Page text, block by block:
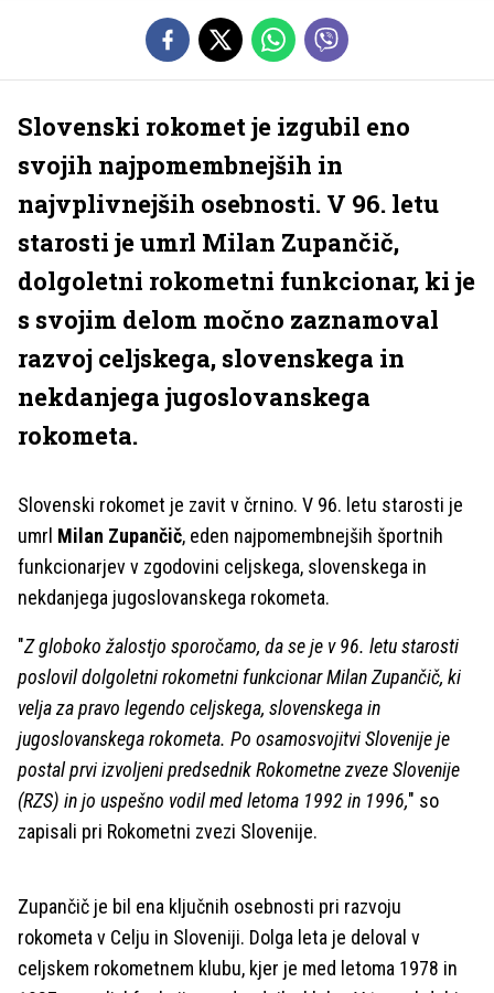
Slovenski rokomet je izgubil eno
svojih najpomembnejših in
najvplivnejših osebnosti. V 96. letu
starosti je umrl Milan Zupančič,
dolgoletni rokometni funkcionar, ki je
s svojim delom močno zaznamoval
razvoj celjskega, slovenskega in
nekdanjega jugoslovanskega
rokometa.
Slovenski rokomet je zavit v črnino. V 96. letu starosti je
umrl Milan Zupančič, eden najpomembnejših športnih
funkcionarjev v zgodovini celjskega, slovenskega in
nekdanjega jugoslovanskega rokometa.
"Z globoko žalostjo sporočamo, da se je v 96. letu starosti
poslovil dolgoletni rokometni funkcionar Milan Zupančič, ki
velja za pravo legendo celjskega, slovenskega in
jugoslovanskega rokometa. Po osamosvojitvi Slovenije je
postal prvi izvoljeni predsednik Rokometne zveze Slovenije
(RZS) in jo uspešno vodil med letoma 1992 in 1996," so
zapisali pri Rokometni zvezi Slovenije.
Zupančič je bil ena ključnih osebnosti pri razvoju
rokometa v Celju in Sloveniji. Dolga leta je deloval v
celjskem rokometnem klubu, kjer je med letoma 1978 in